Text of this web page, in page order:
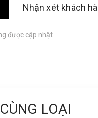
Nhận xét khách
được cập nhật
LOẠI